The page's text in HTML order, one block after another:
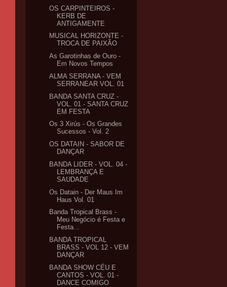
OS CARPINTEIROS -
KERB DE
ANTIGAMENTE
MUSICAL HORIZONTE -
TROCA DE PAIXÃO
As Garotinhas de Ouro -
Em Novos Tempos
ALMA SERRANA - VEM
SERRANEAR VOL. 01
BANDA SANTA CRUZ -
VOL. 01 - SANTA CRUZ
EM FESTA
Os 3 Xirús - Os Grandes
Sucessos - Vol. 2
OS DATAIN - SABOR DE
DANÇAR
BANDA LIDER - VOL. 04 -
LEMBRANÇA E
SAUDADE
Os Datain - Der Maus Im
Haus Vol. 01
Banda Tropical Brass -
Meu Negócio é Festa e
Festa...
BANDA TROPICAL
BRASS - VOL 12 - VEM
DANÇAR
BANDA SHOW CÉU E
CANTOS - VOL. 01 -
DANCE COMIGO